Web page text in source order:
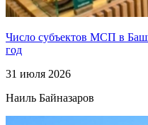
Число субъектов МСП в
год
31 июля 2026
Наиль Байназаров